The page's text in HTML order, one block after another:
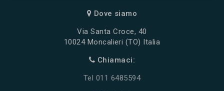
Dove siamo
Via Santa Croce, 40
10024 Moncalieri (TO) Italia
Chiamaci:
Tel 011 6485594